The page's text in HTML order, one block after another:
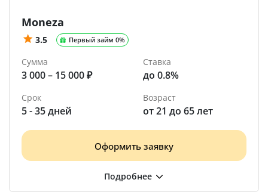
Moneza
3.5 Первый займ 0%
Сумма
3 000 – 15 000 ₽
Ставка
до 0.8%
Срок
5 - 35 дней
Возраст
от 21 до 65 лет
Оформить заявку